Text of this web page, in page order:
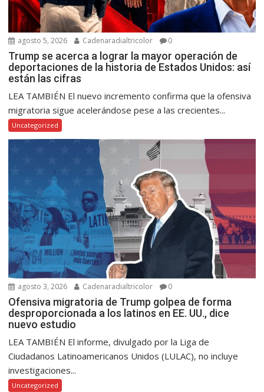
agosto 5, 2026 Cadenaradialtricolor 0
Trump se acerca a lograr la mayor operación de
deportaciones de la historia de Estados Unidos: así
están las cifras
LEA TAMBIÉN El nuevo incremento confirma que la ofensiva
migratoria sigue acelerándose pese a las crecientes...
Uncategorized
agosto 3, 2026 Cadenaradialtricolor 0
Ofensiva migratoria de Trump golpea de forma
desproporcionada a los latinos en EE. UU., dice
nuevo estudio
LEA TAMBIÉN El informe, divulgado por la Liga de
Ciudadanos Latinoamericanos Unidos (LULAC), no incluye
investigaciones...
Uncategorized